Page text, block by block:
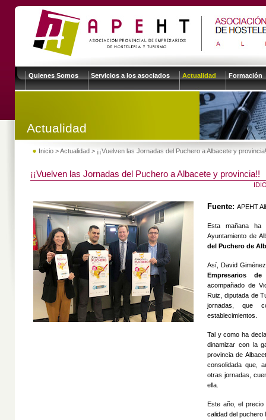
Quienes Somos Servicios a los asociados Actualidad Formación
Actualidad
Inicio >Actualidad > ¡¡Vuelven las Jornadas del Puchero a Albacete y
¡¡Vuelven las Jornadas del Puchero a Albacete y provincia!!
Fuente: APEHT
Esta mañana
Ayuntamiento de
del Puchero de
Así, David
Empresarios
acompañado de
Ruiz, diputada de
jornadas, que
establecimientos.
Tal y como ha
dinamizar con la
provincia de
consolidada que,
otras jornadas,
ella.
Este año, el
calidad del puchero